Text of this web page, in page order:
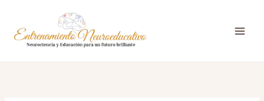
contenido